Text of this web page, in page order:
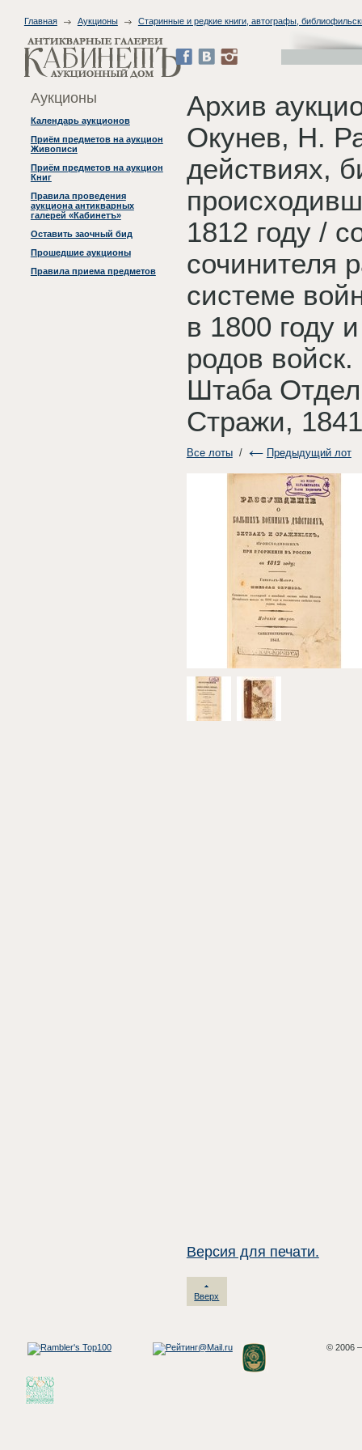
Главная Аукционы Старинные и редкие книги, автографы,
Аукционы
Календарь аукционов
Приём предметов на аукцион
Живописи
Приём предметов на аукцион
Книг
Правила проведения
аукциона антикварных
галерей «Кабинетъ»
Оставить заочный бид
Прошедшие аукционы
Правила приема предметов
Архив
Окунев, Н.
действиях,
1812 году /
сочинителя
системе
в 1800 году
родов
Штаба
Стражи,
Все лоты/ Предыдущий лот
Версия для печати.
Вверх
© 2006